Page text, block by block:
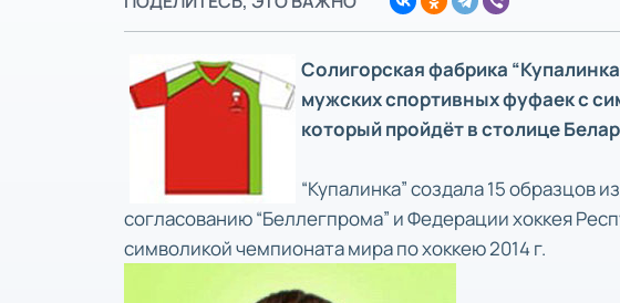
Солигорская фабрика
мужских спортивных фуфаек с
который пройдёт в столице
“Купалинка” создала 15 образцов
согласованию “Беллегпрома” и Федерации хоккея
символикой чемпионата мира по хоккею 2014 г.